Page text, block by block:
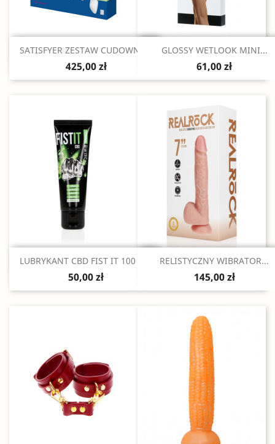
Szybki podgląd
SATISFYER ZESTAW CUDOWNA...
425,00 zł
Szybki podgląd
GLOSSY WETLOOK MINI...
61,00 zł
Szybki podgląd
LUBRYKANT CBD FIST IT 100 ML.
50,00 zł
Szybki podgląd
RELISTYCZNY WIBRATOR...
145,00 zł